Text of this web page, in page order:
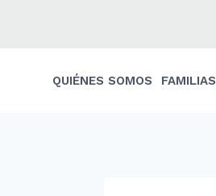
QUIÉNES SOMOS FAMILIAS